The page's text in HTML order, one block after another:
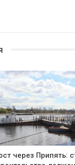
через Припять: